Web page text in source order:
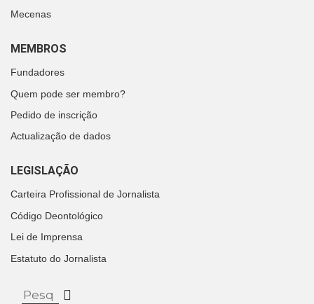
Mecenas
MEMBROS
Fundadores
Quem pode ser membro?
Pedido de inscrição
Actualização de dados
LEGISLAÇÃO
Carteira Profissional de Jornalista
Código Deontológico
Lei de Imprensa
Estatuto do Jornalista